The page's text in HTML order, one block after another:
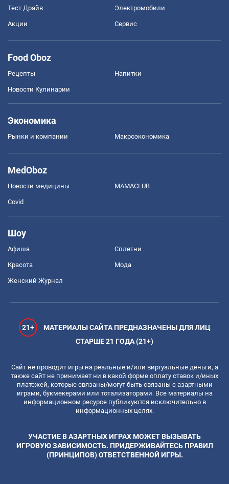
Тест Драйв Электромобили
Акции Сервис
Food Oboz
Рецепты Напитки
Новости Кулинарии
Экономика
Рынки и компании Mакроэкономика
MedOboz
Новости медицины MAMACLUB
Covid
Шоу
Афиша Сплетни
Красота Мода
Женский Журнал
21+
МАТЕРИАЛЫ САЙТА ПРЕДНАЗНАЧЕНЫ ДЛЯ ЛИЦ
СТАРШЕ 21 ГОДА (21+)
Сайт не проводит игры на реальные и/или виртуальные деньги, а
также сайт не принимает ни в какой форме оплату ставок и/иных
платежей, которые связаны/могут быть связаны с азартными
играми, букмекерами или тотализаторами. Все материалы на
информационном ресурсе публикуются исключительно в
информационных целях.
УЧАСТИЕ В АЗАРТНЫХ ИГРАХ МОЖЕТ ВЫЗЫВАТЬ
ИГРОВУЮ ЗАВИСИМОСТЬ. ПРИДЕРЖИВАЙТЕСЬ ПРАВИЛ
(ПРИНЦИПОВ) ОТВЕТСТВЕННОЙ ИГРЫ.